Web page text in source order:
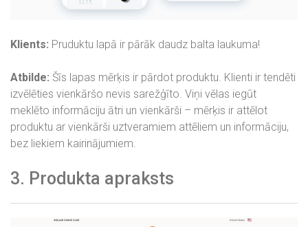
Klients: Pruduktu lapā ir pārāk daudz balta laukuma!
Atbilde: Šīs lapas mērķis ir pārdot produktu. Klienti ir tendēti
izvēlēties vienkāršo nevis sarežģīto. Viņi vēlas iegūt
meklēto informāciju ātri un vienkārši – mērķis ir attēlot
produktu ar vienkārši uztveramiem attēliem un informāciju,
bez liekiem kairinājumiem.
3. Produkta apraksts